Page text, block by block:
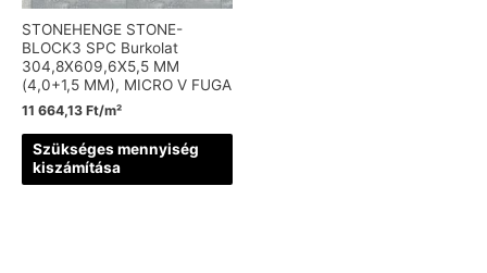
STONEHENGE STONE-
BLOCK3 SPC Burkolat
304,8X609,6X5,5 MM
(4,0+1,5 MM), MICRO V FUGA
11 664,13 Ft/m²
Szükséges mennyiség
kiszámítása